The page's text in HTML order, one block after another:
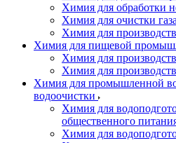
Химия для обработки
Химия для очистки газа
Химия для
Химия для пищевой
Химия для
Химия для
Химия для промышленной
водоочистки
Химия для
общественного
Химия для